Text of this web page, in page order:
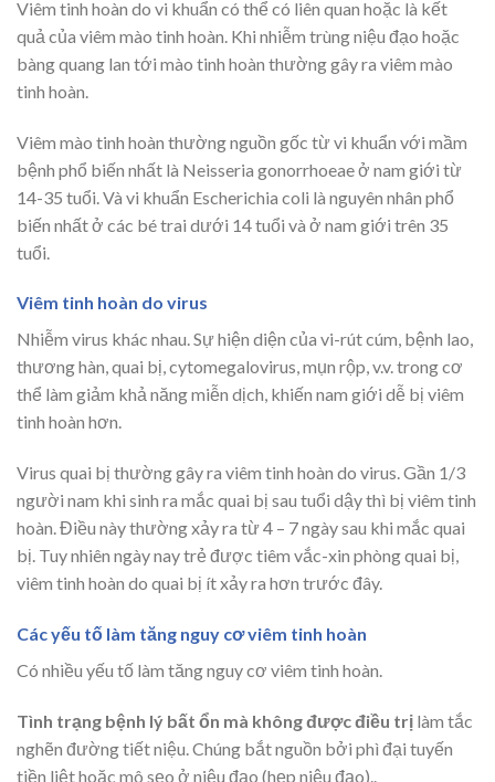
Viêm tinh hoàn do vi khuẩn có thể có liên quan hoặc là kết
quả của viêm mào tinh hoàn. Khi nhiễm trùng niệu đạo hoặc
bàng quang lan tới mào tinh hoàn thường gây ra viêm mào
tinh hoàn.
Viêm mào tinh hoàn thường nguồn gốc từ vi khuẩn với mầm
bệnh phổ biến nhất là Neisseria gonorrhoeae ở nam giới từ
14-35 tuổi. Và vi khuẩn Escherichia coli là nguyên nhân phổ
biến nhất ở các bé trai dưới 14 tuổi và ở nam giới trên 35
tuổi.
Viêm tinh hoàn do virus
Nhiễm virus khác nhau. Sự hiện diện của vi-rút cúm, bệnh lao,
thương hàn, quai bị, cytomegalovirus, mụn rộp, v.v. trong cơ
thể làm giảm khả năng miễn dịch, khiến nam giới dễ bị viêm
tinh hoàn hơn.
Virus quai bị thường gây ra viêm tinh hoàn do virus. Gần 1/3
người nam khi sinh ra mắc quai bị sau tuổi dậy thì bị viêm tinh
hoàn. Điều này thường xảy ra từ 4 – 7 ngày sau khi mắc quai
bị. Tuy nhiên ngày nay trẻ được tiêm vắc-xin phòng quai bị,
viêm tinh hoàn do quai bị ít xảy ra hơn trước đây.
Các yếu tố làm tăng nguy cơ viêm tinh hoàn
Có nhiều yếu tố làm tăng nguy cơ viêm tinh hoàn.
Tình trạng bệnh lý bất ổn mà không được điều trị làm tắc
nghẽn đường tiết niệu. Chúng bắt nguồn bởi phì đại tuyến
tiền liệt hoặc mô sẹo ở niệu đạo (hẹp niệu đạo)..